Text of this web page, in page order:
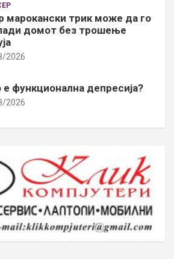
марокански трик може да го
домот без трошење
2026
функционална депресија?
2026